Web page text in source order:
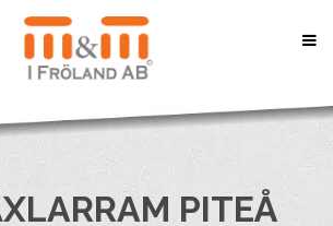
PITEÅ